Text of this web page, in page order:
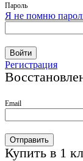
Пароль
Я не помню
Войти
Регистрация
Email
Отправить
Купить в 1